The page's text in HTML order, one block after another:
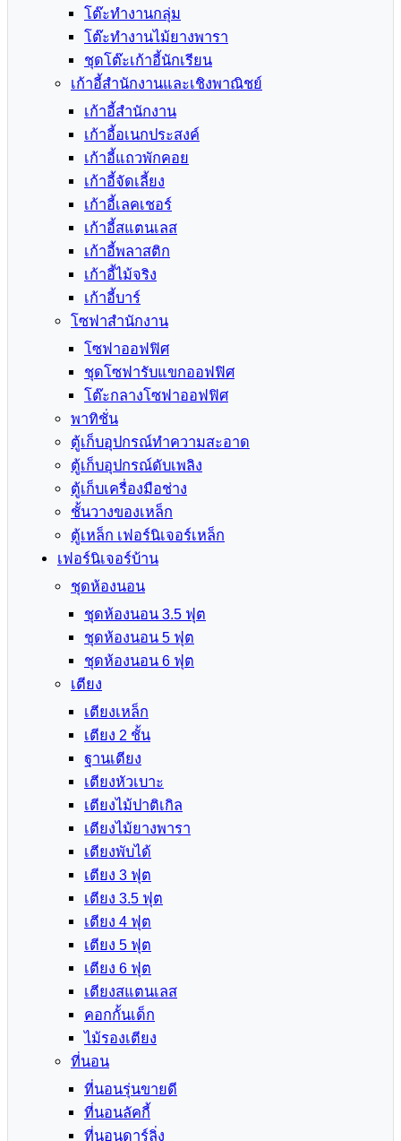
โต๊ะทำงานกลุ่ม
โต๊ะทำงานไม้ยางพารา
ชุดโต๊ะเก้าอี้นักเรียน
เก้าอี้สำนักงานและเชิงพาณิชย์
เก้าอี้สำนักงาน
เก้าอี้อเนกประสงค์
เก้าอี้แถวพักคอย
เก้าอี้จัดเลี้ยง
เก้าอี้เลคเชอร์
เก้าอี้สแตนเลส
เก้าอี้พลาสติก
เก้าอี้ไม้จริง
เก้าอี้บาร์
โซฟาสำนักงาน
โซฟาออฟฟิศ
ชุดโซฟารับแขกออฟฟิศ
โต๊ะกลางโซฟาออฟฟิศ
พาทิชั่น
ตู้เก็บอุปกรณ์ทำความสะอาด
ตู้เก็บอุปกรณ์ดับเพลิง
ตู้เก็บเครื่องมือช่าง
ชั้นวางของเหล็ก
ตู้เหล็ก เฟอร์นิเจอร์เหล็ก
เฟอร์นิเจอร์บ้าน
ชุดห้องนอน
ชุดห้องนอน 3.5 ฟุต
ชุดห้องนอน 5 ฟุต
ชุดห้องนอน 6 ฟุต
เตียง
เตียงเหล็ก
เตียง 2 ชั้น
ฐานเตียง
เตียงหัวเบาะ
เตียงไม้ปาติเกิล
เตียงไม้ยางพารา
เตียงพับได้
เตียง 3 ฟุต
เตียง 3.5 ฟุต
เตียง 4 ฟุต
เตียง 5 ฟุต
เตียง 6 ฟุต
เตียงสแตนเลส
คอกกั้นเด็ก
ไม้รองเตียง
ที่นอน
ที่นอนรุ่นขายดี
ที่นอนลัคกี้
ที่นอนดาร์ลิ่ง